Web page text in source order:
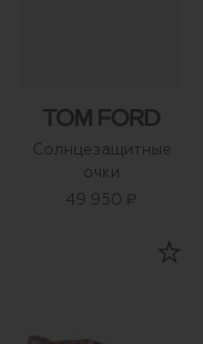
Солнцезащитные
очки
49 950 ₽